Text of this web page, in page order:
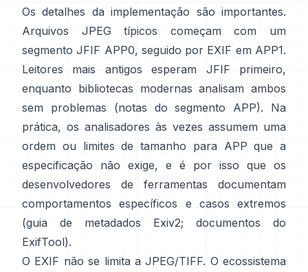
Os detalhes da implementação são importantes.
Arquivos JPEG típicos começam com um
segmento JFIF APP0, seguido por EXIF em APP1.
Leitores mais antigos esperam JFIF primeiro,
enquanto bibliotecas modernas analisam ambos
sem problemas (notas do segmento APP). Na
prática, os analisadores às vezes assumem uma
ordem ou limites de tamanho para APP que a
especificação não exige, e é por isso que os
desenvolvedores de ferramentas documentam
comportamentos específicos e casos extremos
(guia de metadados Exiv2; documentos do
ExifTool).
O EXIF não se limita a JPEG/TIFF. O ecossistema